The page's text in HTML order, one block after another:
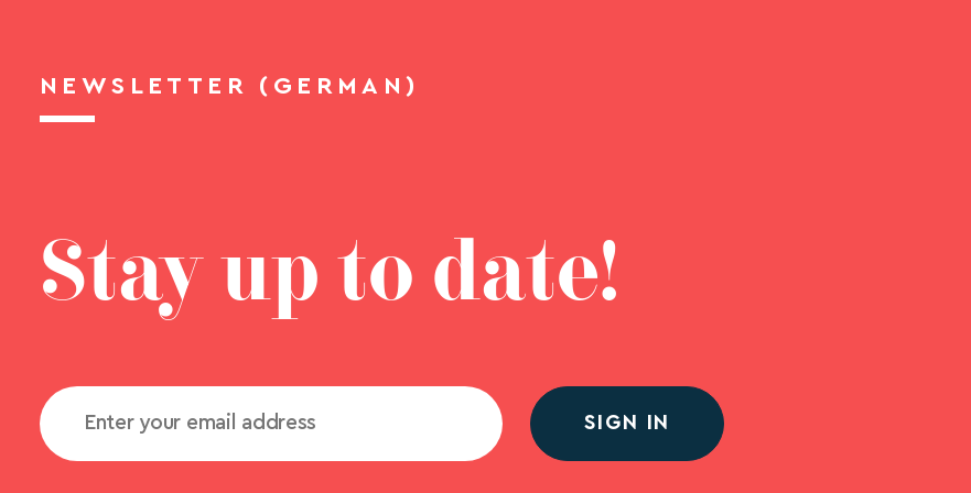
NEWSLETTER (GERMAN)
Stay up to date!
SIGN IN